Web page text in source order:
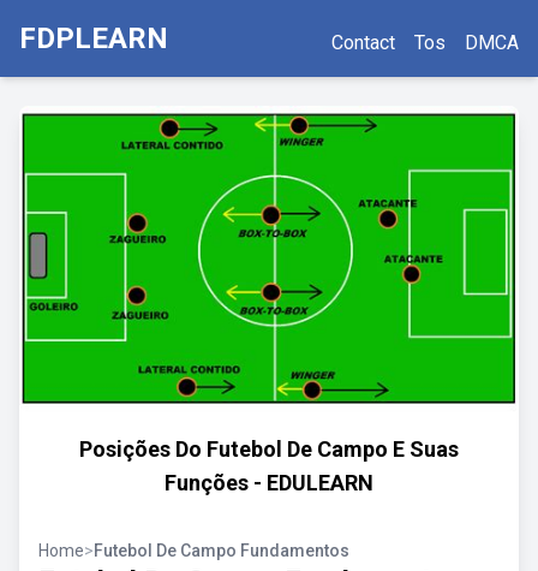
FDPLEARN Contact Tos DMCA
Posições Do Futebol De Campo E Suas
Funções - EDULEARN
Home>Futebol De Campo Fundamentos